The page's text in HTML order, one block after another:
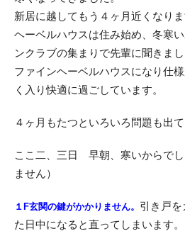
新居に越してもう４ヶ月近くなりま
ヘーベルハウスは住み始め、冬寒
ンクラブの集まりで先輩に聞きまし
ファインヘーベルハウスになり仕
く入り快適に過ごしています。
４ヶ月もたつといろいろ問題も出て
ここ二、三日 早朝、寒いからで
ません）
１F玄関の鍵がかかりません。 引き戸を
た日中になると直ってしまいます。